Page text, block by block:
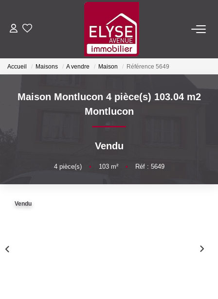
ACHETER
ESTIMER
NOTRE AGENCE
Accueil Maisons A vendre Maison Référence 5649
Maison Montlucon 4 pièce(s) 103.04 m2
Montlucon
Vendu
4pièce(s) • 103m² • Réf : 5649
Vendu